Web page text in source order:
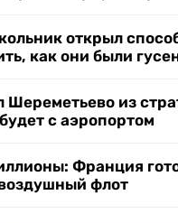
открыл
как они были
Шереметьево из
с аэропортом
Франция
флот